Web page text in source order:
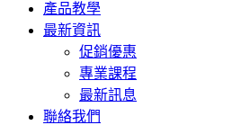
產品教學
最新資訊
促銷優惠
專業課程
最新訊息
聯絡我們